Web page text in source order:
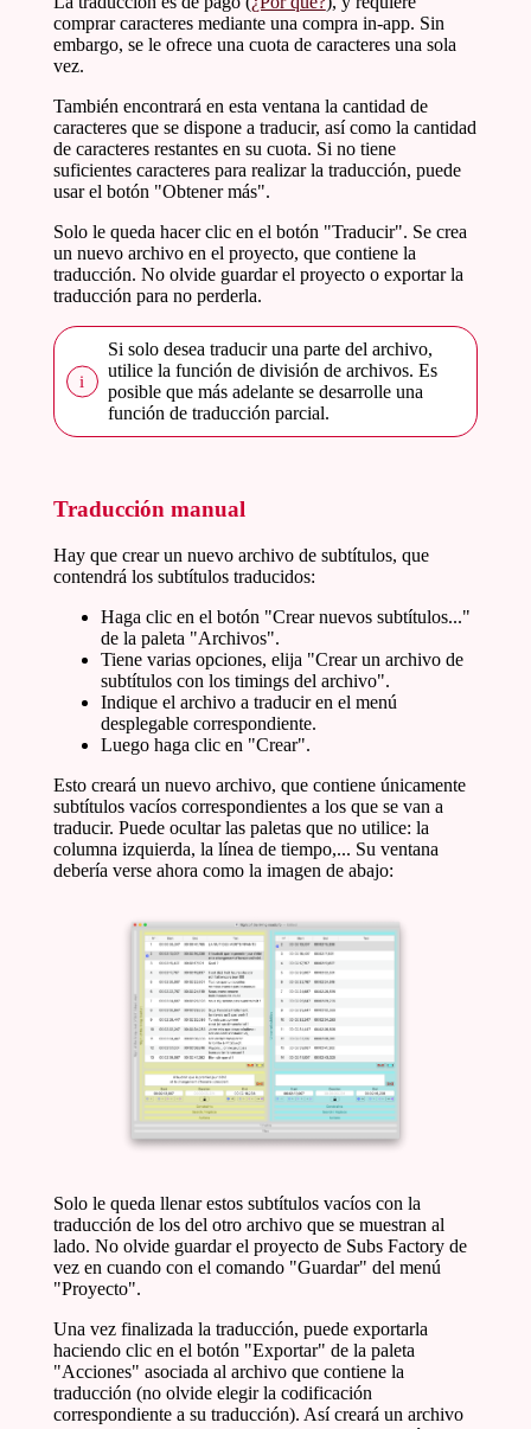
comprar caracteres mediante una compra in-app. Sin
embargo, se le ofrece una cuota de caracteres una sola
vez.
También encontrará en esta ventana la cantidad de
caracteres que se dispone a traducir, así como la cantidad
de caracteres restantes en su cuota. Si no tiene
suficientes caracteres para realizar la traducción, puede
usar el botón "Obtener más".
Solo le queda hacer clic en el botón "Traducir". Se crea
un nuevo archivo en el proyecto, que contiene la
traducción. No olvide guardar el proyecto o exportar la
traducción para no perderla.
Si solo desea traducir una parte del archivo,
utilice la función de división de archivos. Es
posible que más adelante se desarrolle una
función de traducción parcial.
Traducción manual
Hay que crear un nuevo archivo de subtítulos, que
contendrá los subtítulos traducidos:
Haga clic en el botón "Crear nuevos subtítulos..."
de la paleta "Archivos".
Tiene varias opciones, elija "Crear un archivo de
subtítulos con los timings del archivo".
Indique el archivo a traducir en el menú
desplegable correspondiente.
Luego haga clic en "Crear".
Esto creará un nuevo archivo, que contiene únicamente
subtítulos vacíos correspondientes a los que se van a
traducir. Puede ocultar las paletas que no utilice: la
columna izquierda, la línea de tiempo,... Su ventana
debería verse ahora como la imagen de abajo:
Solo le queda llenar estos subtítulos vacíos con la
traducción de los del otro archivo que se muestran al
lado. No olvide guardar el proyecto de Subs Factory de
vez en cuando con el comando "Guardar" del menú
"Proyecto".
Una vez finalizada la traducción, puede exportarla
haciendo clic en el botón "Exportar" de la paleta
"Acciones" asociada al archivo que contiene la
traducción (no olvide elegir la codificación
correspondiente a su traducción). Así creará un archivo